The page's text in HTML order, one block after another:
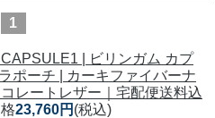
1
| ビリンガム カプ
ポーチ | カーキファイバーナ
レートレザー｜宅配便送料込
23,760円 (税込)